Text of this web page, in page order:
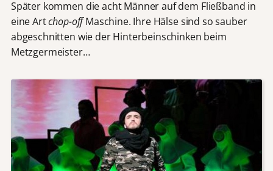
Später kommen die acht Männer auf dem Fließband in
eine Artchop-offMaschine. Ihre Hälse sind so sauber
abgeschnitten wie der Hinterbeinschinken beim
Metzgermeister…